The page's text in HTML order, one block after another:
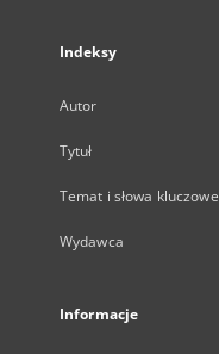
Indeksy
Autor
Tytuł
Temat i słowa kluczowe
Wydawca
Informacje